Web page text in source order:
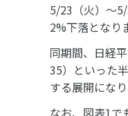
5/23（火）～
2%下落となり
同期間、日経
35）といった
する展開にな
なお、図表1で